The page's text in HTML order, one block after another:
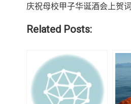
庆祝母校甲子华诞酒会上贺词
Related Posts: